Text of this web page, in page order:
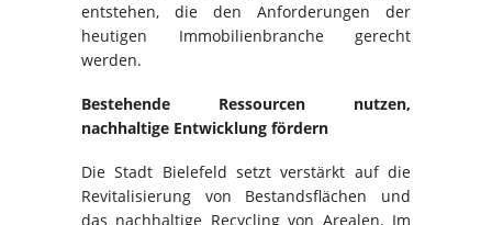
entstehen, die den Anforderungen der
heutigen Immobilienbranche gerecht
werden.
Bestehende Ressourcen nutzen,
nachhaltige Entwicklung fördern
Die Stadt Bielefeld setzt verstärkt auf die
Revitalisierung von Bestandsflächen und
das nachhaltige Recycling von Arealen. Im